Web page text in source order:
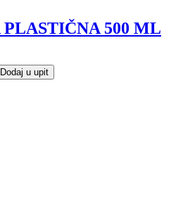
500 ML
Dodaj u upit